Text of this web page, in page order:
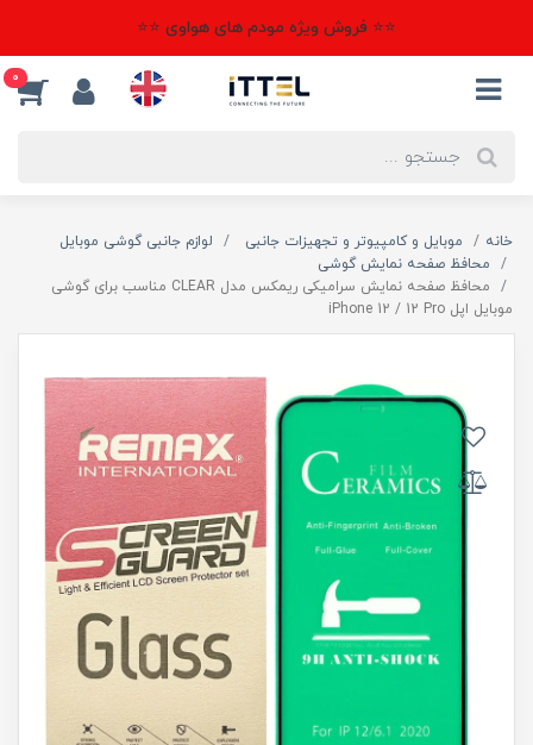
⭐⭐ فروش ویژه مودم های هواوی ⭐⭐
0
خانه موبایل و کامپیوتر و تجهیزات جانبی
لوازم جانبی گوشی موبایل
محافظ صفحه نمایش گوشی
محافظ صفحه نمایش سرامیکی ریمکس مدل CLEAR مناسب برای گوشی
موبایل اپل iPhone 12 / 12 Pro